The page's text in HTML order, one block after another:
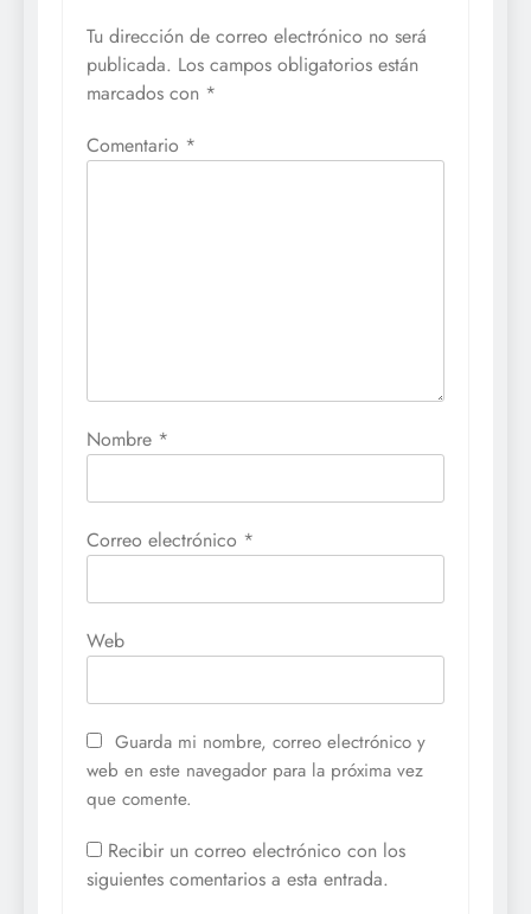
Tu dirección de correo electrónico no será
publicada. Los campos obligatorios están
marcados con *
Comentario *
Nombre *
Correo electrónico *
Web
Guarda mi nombre, correo electrónico y
web en este navegador para la próxima vez
que comente.
Recibir un correo electrónico con los
siguientes comentarios a esta entrada.